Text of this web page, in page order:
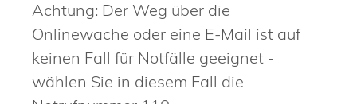
Achtung: Der Weg über die
Onlinewache oder eine E-Mail ist auf
keinen Fall für Notfälle geeignet -
wählen Sie in diesem Fall die